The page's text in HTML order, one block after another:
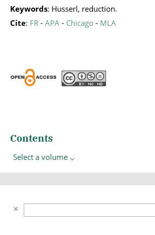
Keywords: Husserl, reduction.
Cite: FR - APA - Chicago - MLA
Contents
Select a volume